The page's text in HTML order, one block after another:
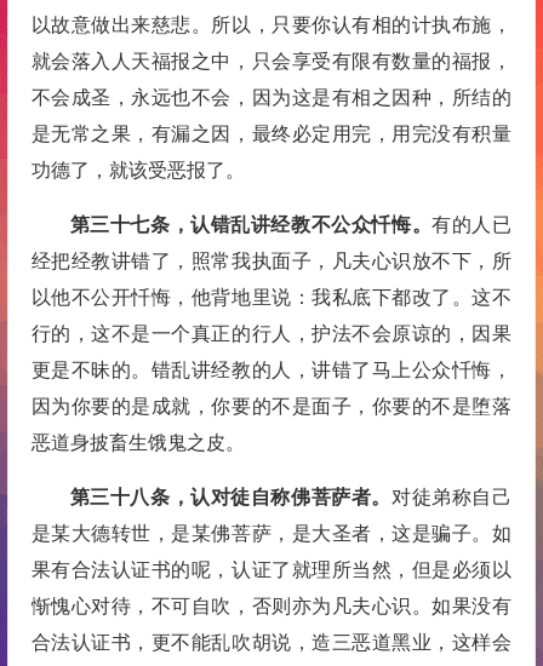
以故意做出来慈悲。所以，只要你认有相的计执布施，
就会落入人天福报之中，只会享受有限有数量的福报，
不会成圣，永远也不会，因为这是有相之因种，所结的
是无常之果，有漏之因，最终必定用完，用完没有积量
功德了，就该受恶报了。
第三十七条，认错乱讲经教不公众忏悔。有的人已
经把经教讲错了，照常我执面子，凡夫心识放不下，所
以他不公开忏悔，他背地里说：我私底下都改了。这不
行的，这不是一个真正的行人，护法不会原谅的，因果
更是不昧的。错乱讲经教的人，讲错了马上公众忏悔，
因为你要的是成就，你要的不是面子，你要的不是堕落
恶道身披畜生饿鬼之皮。
第三十八条，认对徒自称佛菩萨者。 对徒弟称自己
是某大德转世，是某佛菩萨，是大圣者，这是骗子。如
果有合法认证书的呢，认证了就理所当然，但是必须以
惭愧心对待，不可自吹，否则亦为凡夫心识。如果没有
合法认证书，更不能乱吹胡说，造三恶道黑业，这样会